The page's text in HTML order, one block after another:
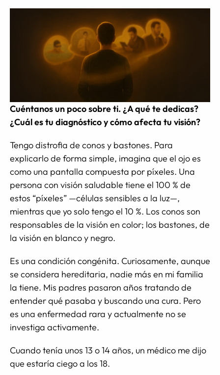
Cuéntanos un poco sobre ti. ¿A qué te dedicas?
¿Cuál es tu diagnóstico y cómo afecta tu visión?
Tengo distrofia de conos y bastones. Para
explicarlo de forma simple, imagina que el ojo es
como una pantalla compuesta por píxeles. Una
persona con visión saludable tiene el 100 % de
estos “píxeles” —células sensibles a la luz—,
mientras que yo solo tengo el 10 %. Los conos son
responsables de la visión en color; los bastones, de
la visión en blanco y negro.
Es una condición congénita. Curiosamente, aunque
se considera hereditaria, nadie más en mi familia
la tiene. Mis padres pasaron años tratando de
entender qué pasaba y buscando una cura. Pero
es una enfermedad rara y actualmente no se
investiga activamente.
Cuando tenía unos 13 o 14 años, un médico me dijo
que estaría ciego a los 18.